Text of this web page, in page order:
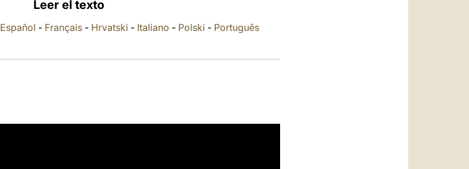
Leer el texto
Español - Français- Hrvatski - Italiano - Polski - Português